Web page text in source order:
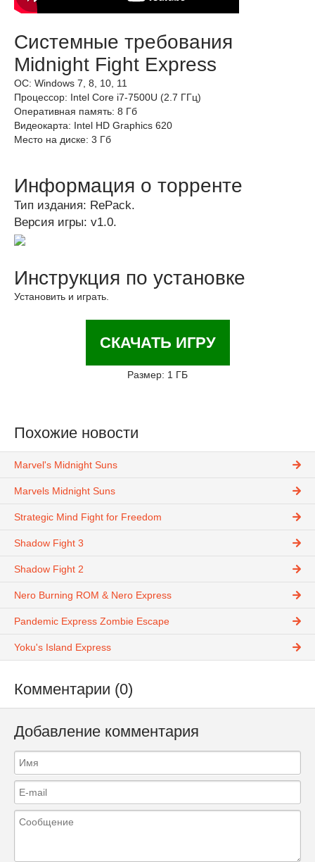
Системные требования
Midnight Fight Express
ОС: Windows 7, 8, 10, 11
Процессор: Intel Core i7-7500U (2.7 ГГц)
Оперативная память: 8 Гб
Видеокарта: Intel HD Graphics 620
Место на диске: 3 Гб
Информация о торренте
Тип издания: RePack.
Версия игры: v1.0.
Инструкция по установке
Установить и играть.
СКАЧАТЬ ИГРУ
Размер: 1 ГБ
Похожие новости
Marvel's Midnight Suns
Marvels Midnight Suns
Strategic Mind Fight for Freedom
Shadow Fight 3
Shadow Fight 2
Nero Burning ROM & Nero Express
Pandemic Express Zombie Escape
Yoku's Island Express
Комментарии (0)
Добавление комментария